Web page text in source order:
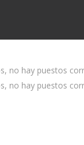
no hay puestos
no hay puestos